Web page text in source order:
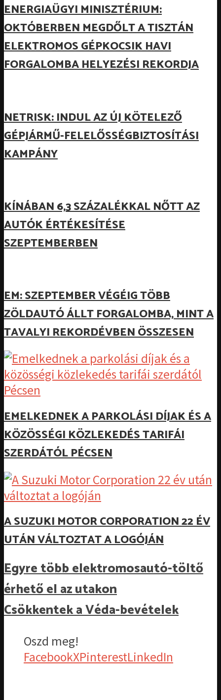
ENERGIAÜGYI MINISZTÉRIUM:
OKTÓBERBEN MEGDŐLT A TISZTÁN
ELEKTROMOS GÉPKOCSIK HAVI
FORGALOMBA HELYEZÉSI REKORDJA
NETRISK: INDUL AZ ÚJ KÖTELEZŐ
GÉPJÁRMŰ-FELELŐSSÉGBIZTOSÍTÁSI
KAMPÁNY
KÍNÁBAN 6,3 SZÁZALÉKKAL NŐTT AZ
AUTÓK ÉRTÉKESÍTÉSE
SZEPTEMBERBEN
EM: SZEPTEMBER VÉGÉIG TÖBB
ZÖLDAUTÓ ÁLLT FORGALOMBA, MINT A
TAVALYI REKORDÉVBEN ÖSSZESEN
EMELKEDNEK A PARKOLÁSI DÍJAK ÉS A
KÖZÖSSÉGI KÖZLEKEDÉS TARIFÁI
SZERDÁTÓL PÉCSEN
A SUZUKI MOTOR CORPORATION 22 ÉV
UTÁN VÁLTOZTAT A LOGÓJÁN
Egyre több elektromosautó-töltő
érhető el az utakon
Csökkentek a Véda-bevételek
Oszd meg!
FacebookXPinterestLinkedIn